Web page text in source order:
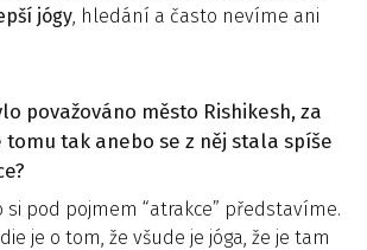
jógy, hledání a často nevíme ani
považováno město Rishikesh, za
tomu tak anebo se z něj stala spíše
si pod pojmem “atrakce” představíme.
je o tom, že všude je jóga, že je tam